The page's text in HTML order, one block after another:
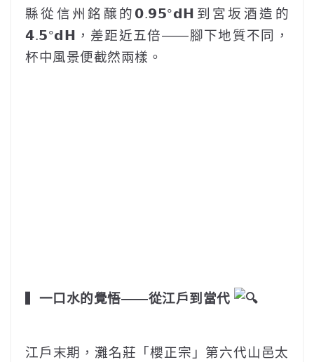
縣從信州銘醸的𝟬.𝟵𝟱°𝗱𝗛到宮坂酒造的
𝟰.𝟱°𝗱𝗛，差距近五倍——腳下地質不同，
杯中風景便截然兩樣。‎ ‎
一口水的覺悟——從江戶到當代
江戶末期，灘名莊「櫻正宗」第六代山邑太